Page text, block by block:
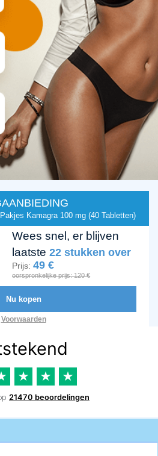
Kamagra 100 mg (40 Tabletten)
Wees snel, er blijven
laatste22 stukken over
Prijs:49 €
oorspronkelijke prijs: 120 €
Nu kopen
Voorwaarden